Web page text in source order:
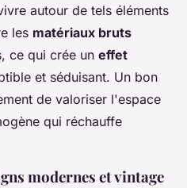
autour de tels éléments
les matériaux bruts
ce qui crée un effet
et séduisant. Un bon
de valoriser l'espace
qui réchauffe
modernes et vintage